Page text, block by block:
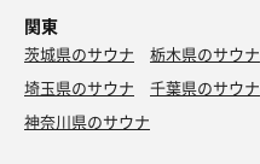
関東
茨城県のサウナ 栃木県のサウナ
埼玉県のサウナ
千葉県のサウナ
神奈川県のサウナ